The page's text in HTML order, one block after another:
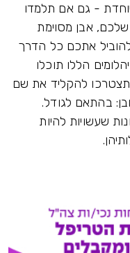
- גם אם תלמדו
אבן מסוימת
אתכם כל הדרך
הללו תוכלו
תצטרכו להקליד את שם
בהתאם לגודל.
שעשויות להיות